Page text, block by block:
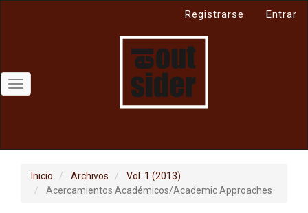
lateral
Registrarse Entrar
Toggle
navigation
Inicio Archivos
Vol. 1 (2013)
Acercamientos Académicos/Academic Approaches